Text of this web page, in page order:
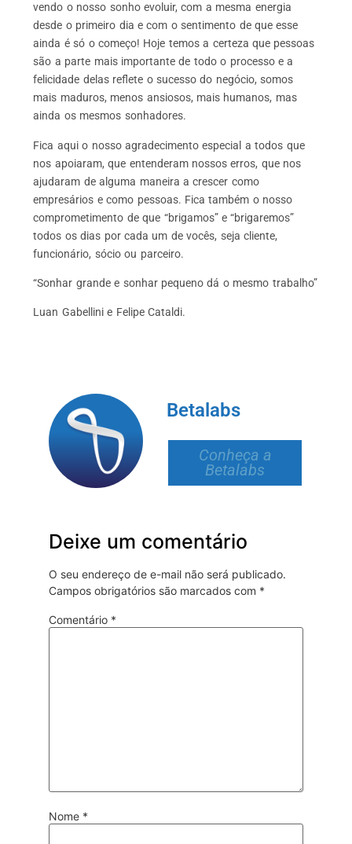
vendo o nosso sonho evoluir, com a mesma energia
desde o primeiro dia e com o sentimento de que esse
ainda é só o começo! Hoje temos a certeza que pessoas
são a parte mais importante de todo o processo e a
felicidade delas reflete o sucesso do negócio, somos
mais maduros, menos ansiosos, mais humanos, mas
ainda os mesmos sonhadores.
Fica aqui o nosso agradecimento especial a todos que
nos apoiaram, que entenderam nossos erros, que nos
ajudaram de alguma maneira a crescer como
empresários e como pessoas. Fica também o nosso
comprometimento de que “brigamos” e “brigaremos”
todos os dias por cada um de vocês, seja cliente,
funcionário, sócio ou parceiro.
“Sonhar grande e sonhar pequeno dá o mesmo trabalho”
Luan Gabellini e Felipe Cataldi.
Betalabs
Conheça a
Betalabs
Deixe um comentário
O seu endereço de e-mail não será publicado.
Campos obrigatórios são marcados com *
Comentário *
Nome *